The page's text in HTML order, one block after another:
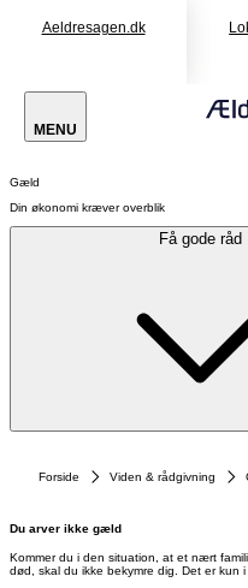
Aeldresagen.dk
MENU
Gæld
Din økonomi kræver overblik
Få gode råd
Forside Viden & rådgivning
Du arver ikke gæld
Kommer du i den situation, at et nært
død, skal du ikke bekymre dig. Det er kun